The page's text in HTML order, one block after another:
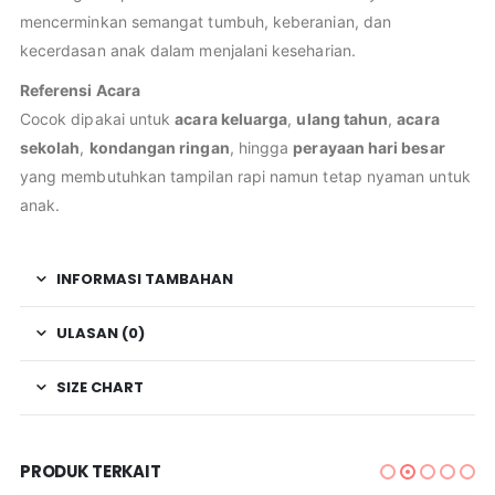
mencerminkan semangat tumbuh, keberanian, dan
kecerdasan anak dalam menjalani keseharian.
Referensi Acara
Cocok dipakai untukacara keluarga, ulang tahun,acara
sekolah, kondangan ringan, hingga perayaan hari besar
yang membutuhkan tampilan rapi namun tetap nyaman untuk
anak.
INFORMASI TAMBAHAN
ULASAN (0)
SIZE CHART
PRODUK TERKAIT